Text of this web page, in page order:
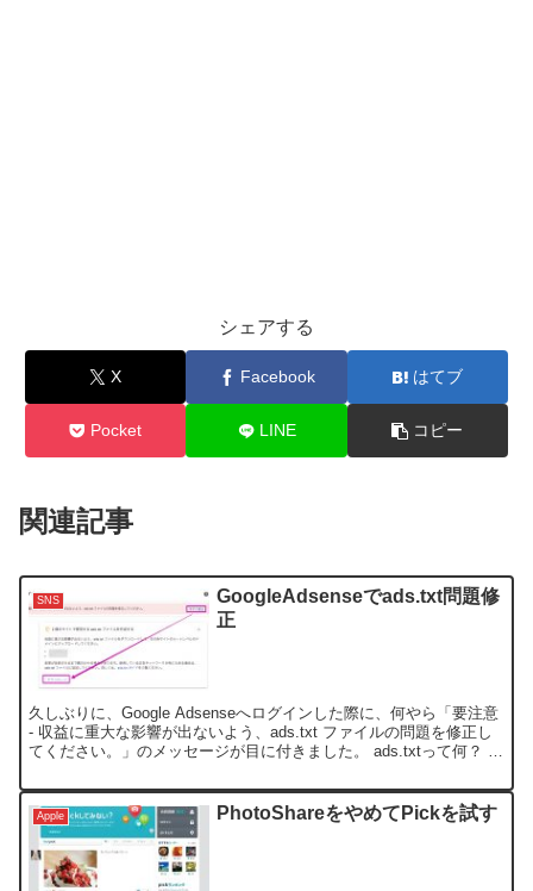
シェアする
X Facebook はてブ
Pocket LINE コピー
関連記事
SNS
GoogleAdsenseでads.txt問題修
正
久しぶりに、Google Adsenseへログインした際に、何やら「要注意
- 収益に重大な影響が出ないよう、ads.txt ファイルの問題を修正し
てください。」のメッセージが目に付きました。 ads.txtって何？ 購
Apple PhotoShareをやめてPickを試す